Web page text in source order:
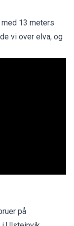
13 meters
vi over elva, og
på